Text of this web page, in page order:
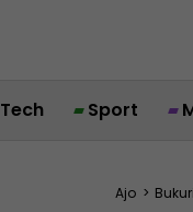
Tech Sport
Ajo >